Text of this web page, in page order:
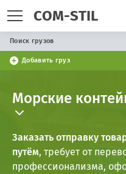
COM-STIL
Поиск грузов
Добавить груз
Морские
Заказать отправку
путём, требует от
профессионализма,